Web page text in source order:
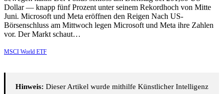
Dollar — knapp fünf Prozent unter seinem Rekordhoch von Mitte
Juni. Microsoft und Meta eröffnen den Reigen Nach US-
Börsenschluss am Mittwoch legen Microsoft und Meta ihre Zahlen
vor. Der Markt schaut…
MSCI World ETF
Hinweis: Dieser Artikel wurde mithilfe Künstlicher Intelligenz